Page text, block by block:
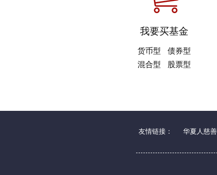
我要买基金
货币型
债券型
混合型
股票型
友情链接： 华夏人慈